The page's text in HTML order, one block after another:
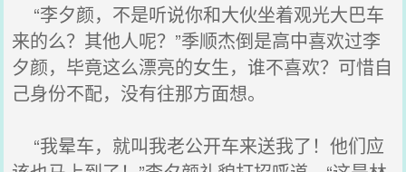
“李夕颜，不是听说你和大伙坐着观光大巴车
来的么？其他人呢？”季顺杰倒是高中喜欢过李
夕颜，毕竟这么漂亮的女生，谁不喜欢？可惜自
己身份不配，没有往那方面想。
“我晕车，就叫我老公开车来送我了！他们应